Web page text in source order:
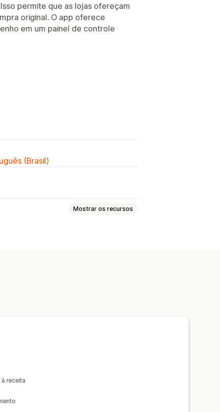
permite que as lojas ofereçam
original. O app oferece
em um painel de controle
(Brasil)
Mostrar os recursos
receita